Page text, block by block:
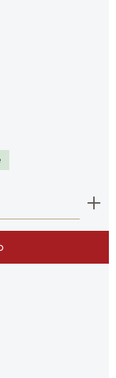
Sternen
Wert